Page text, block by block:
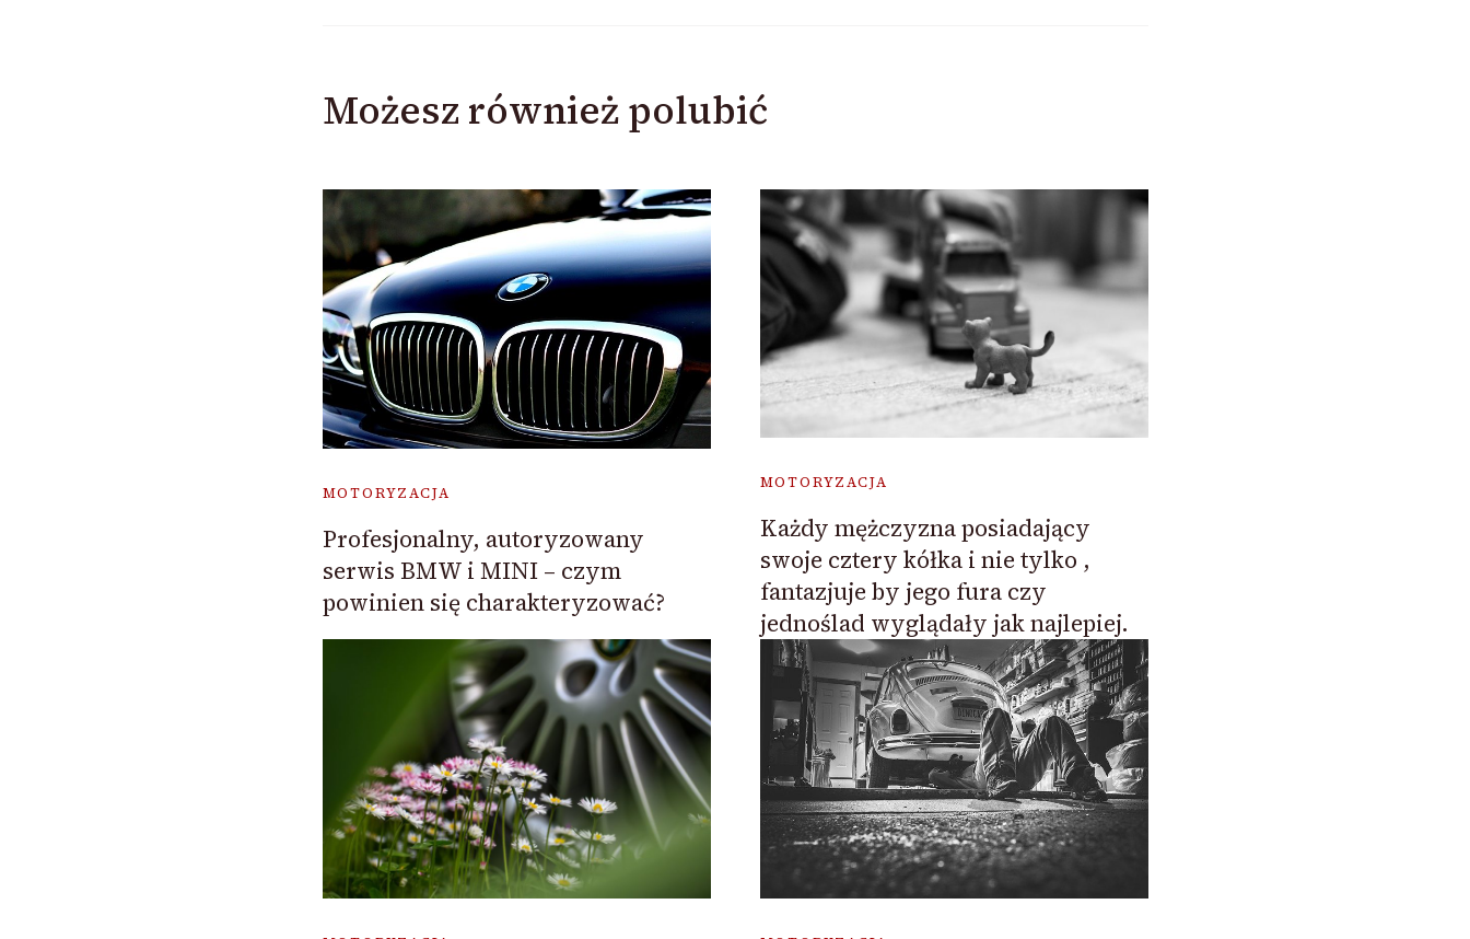
Możesz również polubić
MOTORYZACJA
Profesjonalny, autoryzowany
serwis BMW i MINI – czym
powinien się charakteryzować?
MOTORYZACJA
Każdy mężczyzna posiadający
swoje cztery kółka i nie tylko ,
fantazjuje by jego fura czy
jednoślad wyglądały jak najlepiej.